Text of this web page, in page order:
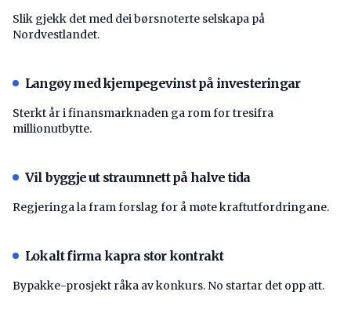
Slik gjekk det med dei børsnoterte selskapa på
Nordvestlandet.
Langøy med kjempegevinst på investeringar
Sterkt år i finansmarknaden ga rom for tresifra
millionutbytte.
Vil byggje ut straumnett på halve tida
Regjeringa la fram forslag for å møte kraftutfordringane.
Lokalt firma kapra stor kontrakt
Bypakke-prosjekt råka av konkurs. No startar det opp att.